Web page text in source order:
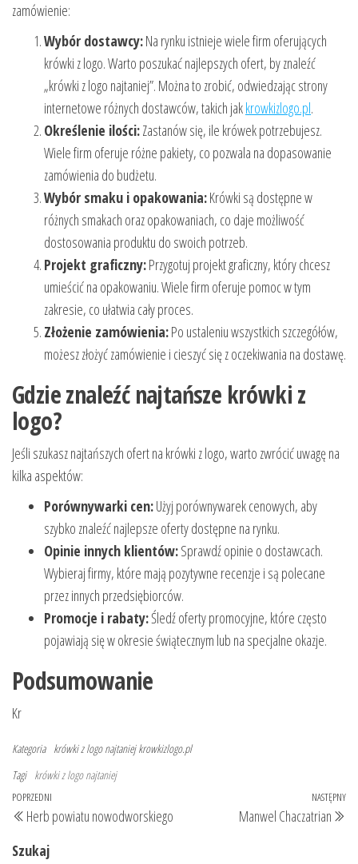
zamówienie:
Wybór dostawcy:Na rynku istnieje wiele firm oferujących
krówki z logo. Warto poszukać najlepszych ofert, by znaleźć
„krówki z logo najtaniej”. Można to zrobić, odwiedzając strony
internetowe różnych dostawców, takich jakkrowkizlogo.pl.
Określenie ilości:Zastanów się, ile krówek potrzebujesz.
Wiele firm oferuje różne pakiety, co pozwala na dopasowanie
zamówienia do budżetu.
Wybór smaku i opakowania:Krówki są dostępne w
różnych smakach oraz opakowaniach, co daje możliwość
dostosowania produktu do swoich potrzeb.
Projekt graficzny:Przygotuj projekt graficzny, który chcesz
umieścić na opakowaniu. Wiele firm oferuje pomoc w tym
zakresie, co ułatwia cały proces.
Złożenie zamówienia:Po ustaleniu wszystkich szczegółów,
możesz złożyć zamówienie i cieszyć się z oczekiwania na dostawę.
Gdzie znaleźć najtańsze krówki z
logo?
Jeśli szukasz najtańszych ofert na krówki z logo, warto zwrócić uwagę na
kilka aspektów:
Porównywarki cen:Użyj porównywarek cenowych, aby
szybko znaleźć najlepsze oferty dostępne na rynku.
Opinie innych klientów:Sprawdź opinie o dostawcach.
Wybieraj firmy, które mają pozytywne recenzje i są polecane
przez innych przedsiębiorców.
Promocje i rabaty:Śledź oferty promocyjne, które często
pojawiają się w okresie świątecznym lub na specjalne okazje.
Podsumowanie
Kr
Kategoria krówki z logo najtaniej krowkizlogo.pl
Tagi krówki z logo najtaniej
Nawigacja
wpisu
Poprzedni
wpis
POPRZEDNI
Herb powiatu nowodworskiego
NASTĘPNY
Manwel Chaczatrian
Szukaj